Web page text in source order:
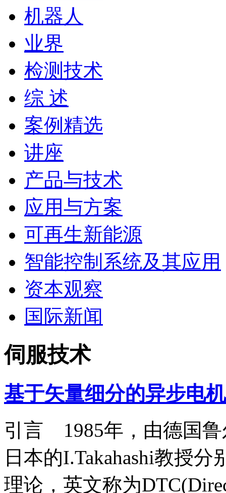
机器人
业界
检测技术
综 述
案例精选
讲座
产品与技术
应用与方案
可再生新能源
智能控制系统及其应用
资本观察
国际新闻
伺服技术
基于矢量细分的异步电
引言 1985年，由德国鲁
日本的I.Takahashi教授
理论，英文称为